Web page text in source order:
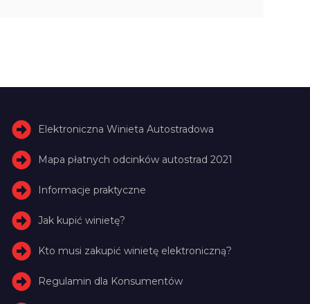
Elektroniczna Winieta Autostradowa
Mapa płatnych odcinków autostrad 2021
Informacje praktyczne
Jak kupić winietę?
Kto musi zakupić winietę elektroniczną?
Regulamin dla Konsumentów